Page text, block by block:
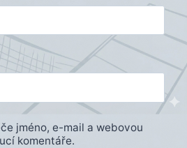
jméno, e-mail a webovou
komentáře.